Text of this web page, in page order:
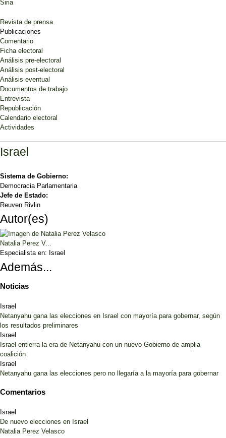
Siria
Revista de prensa
Publicaciones
Comentario
Ficha electoral
Análisis pre-electoral
Análisis post-electoral
Análisis eventual
Documentos de trabajo
Entrevista
Republicación
Calendario electoral
Actividades
Israel
Sistema de Gobierno:
Democracia Parlamentaria
Jefe de Estado:
Reuven Rivlin
Autor(es)
Natalia Perez V...
Especialista en: Israel
Además...
Noticias
Israel
Netanyahu gana las elecciones en Israel con mayoría para gobernar, según
los resultados preliminares
Israel
Israel entierra la era de Netanyahu con un nuevo Gobierno de amplia
coalición
Israel
Netanyahu gana las elecciones pero no llegaría a la mayoría para gobernar
Comentarios
Israel
De nuevo elecciones en Israel
Natalia Perez Velasco